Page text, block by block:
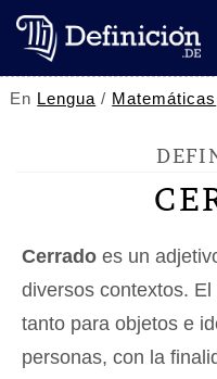
En Lengua / Matemáticas
Cerrado es un
diversos contextos.
tanto para objetos e
personas, con la